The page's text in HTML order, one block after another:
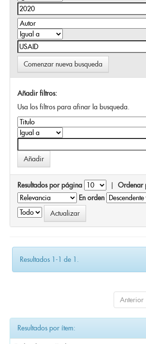
Comenzar nueva busqueda
Añadir filtros:
Usa los filtros para afinar la busqueda.
Resultados por página | Ordenar
En orden
Resultados 1-1 de 1.
Anterior
Resultados por ítem: